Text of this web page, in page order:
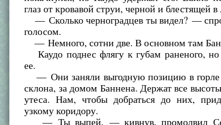
глаз от кровавой струи, черной и блестящей
— Сколько черноградцев ты видел? —
голосом.
— Немного, сотни две. В основном там
Каудо поднес флягу к губам раненого, но
ее.
— Они заняли выгодную позицию в горле
склона, за домом Баннена. Держат все
утеса. Нам, чтобы добраться до них,
узкому коридору.
— Ты выпей, — кивнув, промолвил